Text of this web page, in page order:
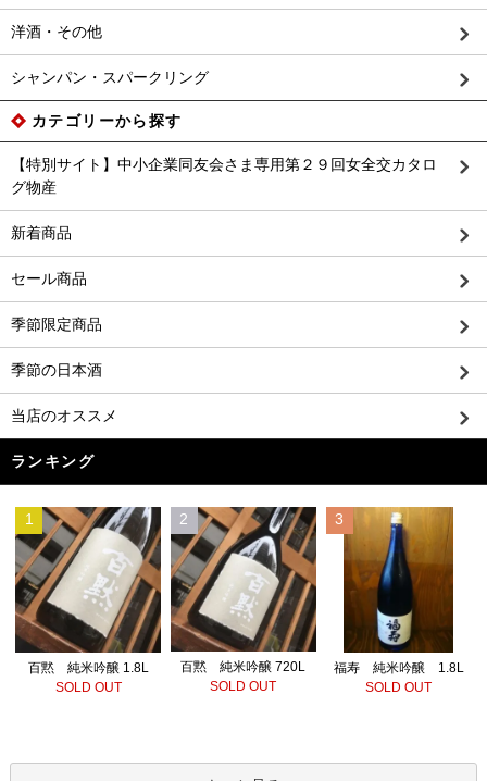
洋酒・その他
シャンパン・スパークリング
カテゴリーから探す
【特別サイト】中小企業同友会さま専用第２９回女全交カタロ
グ物産
新着商品
セール商品
季節限定商品
季節の日本酒
当店のオススメ
ランキング
1
百黙 純米吟醸 1.8L
SOLD OUT
2
百黙 純米吟醸 720L
SOLD OUT
3
福寿 純米吟醸 1.8L
SOLD OUT